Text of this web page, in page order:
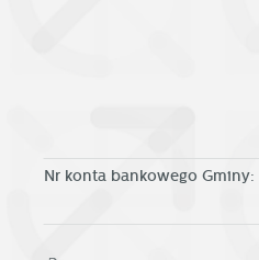
Nr konta bankowego Gminy: